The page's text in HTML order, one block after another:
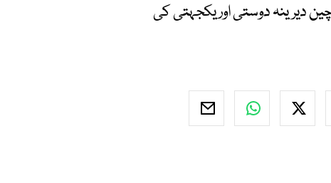
دیرینہ دوستی اور یکجہتی کی